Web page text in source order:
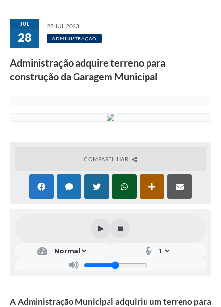
JUL
28
28 JUL 2023
ADMINISTRAÇÃO
Administração adquire terreno para
construção da Garagem Municipal
COMPARTILHAR
A Administração Municipal adquiriu um terreno para